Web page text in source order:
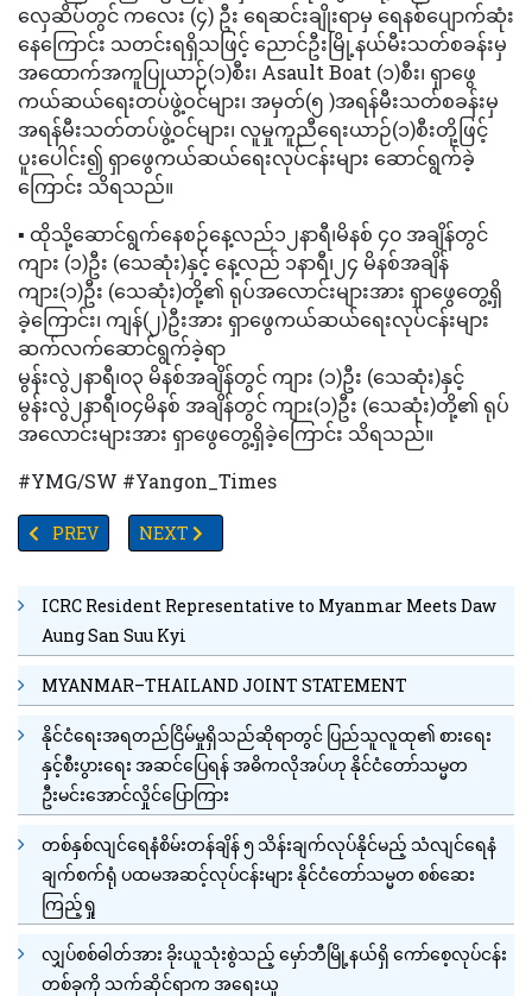
လှေဆိပ်တွင် ကလေး (၄) ဦး ရေဆင်းချိုးရာမှ ရေနစ်ပျောက်ဆုံး
နေကြောင်း သတင်းရရှိသဖြင့် ညောင်ဦးမြို့နယ်မီးသတ်စခန်းမှ
အထောက်အကူပြုယာဉ်(၁)စီး၊ Asault Boat (၁)စီး၊ ရှာဖွေ
ကယ်ဆယ်ရေးတပ်ဖွဲ့ဝင်များ၊ အမှတ်(၅ )အရန်မီးသတ်စခန်းမှ
အရန်မီးသတ်တပ်ဖွဲ့ဝင်များ၊ လူမှုကူညီရေးယာဉ်(၁)စီးတို့ဖြင့်
ပူးပေါင်း၍ ရှာဖွေကယ်ဆယ်ရေးလုပ်ငန်းများ ဆောင်ရွက်ခဲ့
ကြောင်း သိရသည်။
▪️ ထိုသို့ဆောင်ရွက်နေစဉ်နေ့လည်၁၂နာရီ၊မိနစ် ၄၀ အချိန်တွင်
ကျား (၁)ဦး (သေဆုံး)နှင့် နေ့လည် ၁နာရီ၊၂၄ မိနစ်အချိန်
ကျား(၁)ဦး (သေဆုံး)တို့၏ ရုပ်အလောင်းများအား ရှာဖွေတွေ့ရှိ
ခဲ့ကြောင်း၊ ကျန်(၂)ဦးအား ရှာဖွေကယ်ဆယ်ရေးလုပ်ငန်းများ
ဆက်လက်ဆောင်ရွက်ခဲ့ရာ
မွန်းလွဲ၂နာရီ၊၀၃ မိနစ်အချိန်တွင် ကျား (၁)ဦး (သေဆုံး)နှင့်
မွန်းလွဲ၂နာရီ၊၀၄မိနစ် အချိန်တွင် ကျား(၁)ဦး (သေဆုံး)တို့၏ ရုပ်
အလောင်းများအား ရှာဖွေတွေ့ရှိခဲ့ကြောင်း သိရသည်။
#YMG/SW #Yangon_Times
PREVIOUS ARTICLE: ကလေးများအတွက် အခမဲ့နွေရာသီဂျပန်စာ
PREV NEXT ARTICLE: ရတနာပုံနည်းပညာတက္ကသိုလ်အနီ
NEXT
ICRC Resident Representative to Myanmar Meets Daw
Aung San Suu Kyi
MYANMAR–THAILAND JOINT STATEMENT
နိုင်ငံရေးအရတည်ငြိမ်မှုရှိသည်ဆိုရာတွင် ပြည်သူလူထု၏ စားရေး
နှင့်စီးပွားရေး အဆင်ပြေရန် အဓိကလိုအပ်ဟု နိုင်ငံတော်သမ္မတ
ဦးမင်းအောင်လှိုင်ပြောကြား
တစ်နှစ်လျင်ရေနံစိမ်းတန်ချိန် ၅ သိန်းချက်လုပ်နိုင်မည့် သံလျင်ရေနံ
ချက်စက်ရုံ ပထမအဆင့်လုပ်ငန်းများ နိုင်ငံတော်သမ္မတ စစ်ဆေး
ကြည့်ရှု
လျှပ်စစ်ဓါတ်အား ခိုးယူသုံးစွဲသည့် မှော်ဘီမြို့နယ်ရှိ ကော်စေ့လုပ်ငန်း
တစ်ခုကို သက်ဆိုင်ရာက အရေးယူ